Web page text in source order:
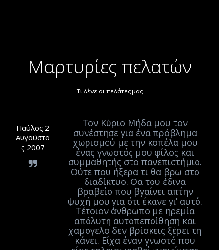
Μαρτυρίες πελατών
Τι λένε οι πελάτες μας
Παύλος 2
Αυγούστο
ς 2007
Τον Κύριο Μήδα μου τον
συνέστησε για ένα πρόβλημα
χωρισμού με την κοπέλα μου
ένας γνωστός μου φίλος και
συμμαθητής στο πανεπιστήμιο.
Ούτε που ήξερα τι θα βρω στο
διαδίκτυο. Θα του έδινα
βραβείο που βγαίνει απ΄την
ψυχή μου για ότι έκανε γι’ αυτό.
Τέτοιον άνθρωπο με ηρεμία
απόλυτη αυτοπεποίθηση και
χαμόγελο δεν βρίσκεις ξέρει τη
κάνει. Είχα έναν γνωστό που